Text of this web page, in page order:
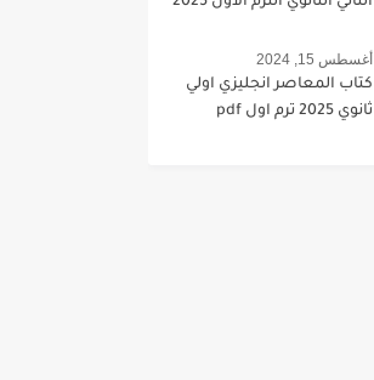
أغسطس 15, 2024
كتاب المعاصر انجليزي اولي
ثانوي 2025 ترم اول pdf